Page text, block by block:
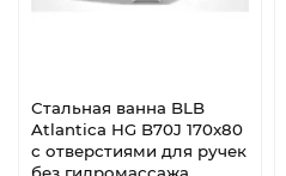
Стальная ванна BLB
Atlantica HG B70J 170x80
с отверстиями для ручек